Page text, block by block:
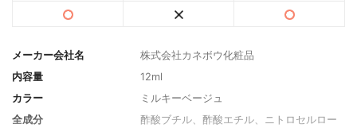
メーカー会社名
株式会社カネボウ化粧品
内容量
12ml
カラー
ミルキーベージュ
全成分
酢酸ブチル、酢酸エチル、ニトロセルロー